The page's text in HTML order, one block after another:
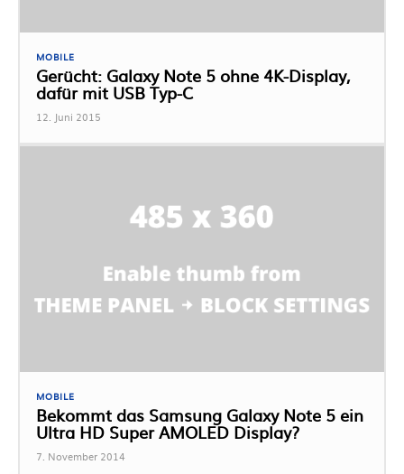
MOBILE
Gerücht: Galaxy Note 5 ohne 4K-Display,
dafür mit USB Typ-C
12. Juni 2015
MOBILE
Bekommt das Samsung Galaxy Note 5 ein
Ultra HD Super AMOLED Display?
7. November 2014